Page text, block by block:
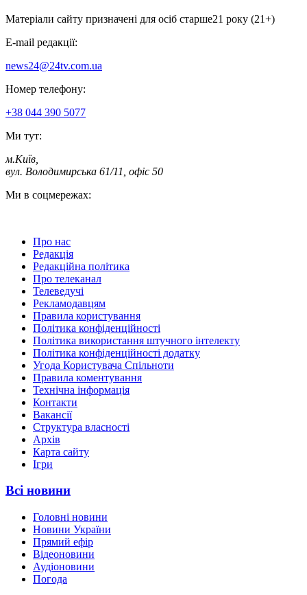
Матеріали сайту призначені для осіб старше21 року (21+)
E-mail редакції:
news24@24tv.com.ua
Номер телефону:
+38 044 390 5077
Ми тут:
м.Київ
вул. Володимирська 61/11, офіс 50
Ми в соцмережах:
Про нас
Редакція
Редакційна політика
Про телеканал
Телеведучі
Рекламодавцям
Правила користування
Політика конфіденційності
Політика використання штучного інтелекту
Політика конфіденційності додатку
Угода Користувача Спільноти
Правила коментування
Технічна інформація
Контакти
Вакансії
Структура власності
Архів
Карта сайту
Ігри
Всі новини
Головні новини
Новини України
Прямий ефір
Відеоновини
Аудіоновини
Погода